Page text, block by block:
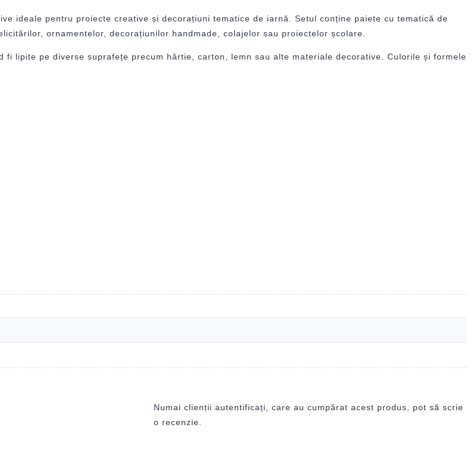
ideale pentru proiecte creative și decorațiuni tematice de iarnă. Setul conține paiete cu tematică de
ornamentelor, decorațiunilor handmade, colajelor sau proiectelor școlare.
lipite pe diverse suprafețe precum hârtie, carton, lemn sau alte materiale decorative. Culorile și formele
Numai clienții autentificați, care au cumpărat acest produs, pot să scrie
o recenzie.